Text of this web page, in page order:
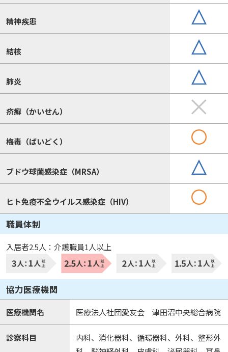
精神疾患
結核
肺炎
疥癬（かいせん）
梅毒（ばいどく）
ブドウ球菌感染症（MRSA）
ヒト免疫不全ウイルス感染症（HIV）
職員体制
入居者2.5人：介護職員1人以上
協力医療機関
医療機関名 医療法人社団愛友会 津田沼中央総合病院
診察科目
内科、消化器科、循環器科、外科、整形外